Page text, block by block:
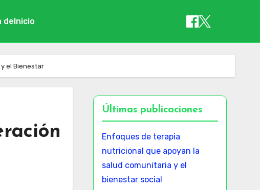
deInicio
el Bienestar
Últimas publicaciones
Enfoques de terapia
nutricional que apoyan la
salud comunitaria y el
bienestar social